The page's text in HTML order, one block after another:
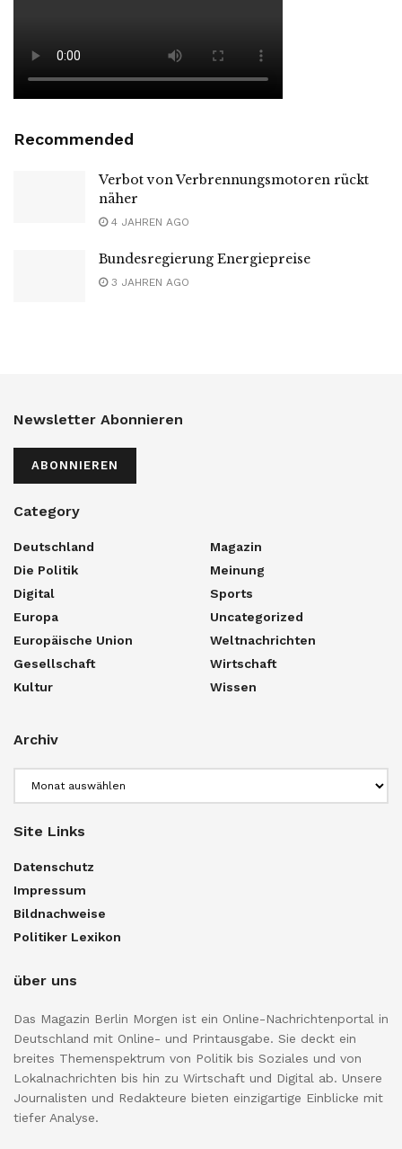
Recommended
Verbot von Verbrennungsmotoren rückt
näher
4 JAHREN AGO
Bundesregierung Energiepreise
3 JAHREN AGO
Newsletter Abonnieren
ABONNIEREN
Category
Deutschland
Die Politik
Digital
Europa
Europäische Union
Gesellschaft
Kultur
Magazin
Meinung
Sports
Uncategorized
Weltnachrichten
Wirtschaft
Wissen
Archiv
Site Links
Datenschutz
Impressum
Bildnachweise
Politiker Lexikon
über uns
Das Magazin Berlin Morgen ist ein Online-Nachrichtenportal in
Deutschland mit Online- und Printausgabe. Sie deckt ein
breites Themenspektrum von Politik bis Soziales und von
Lokalnachrichten bis hin zu Wirtschaft und Digital ab. Unsere
Journalisten und Redakteure bieten einzigartige Einblicke mit
tiefer Analyse.